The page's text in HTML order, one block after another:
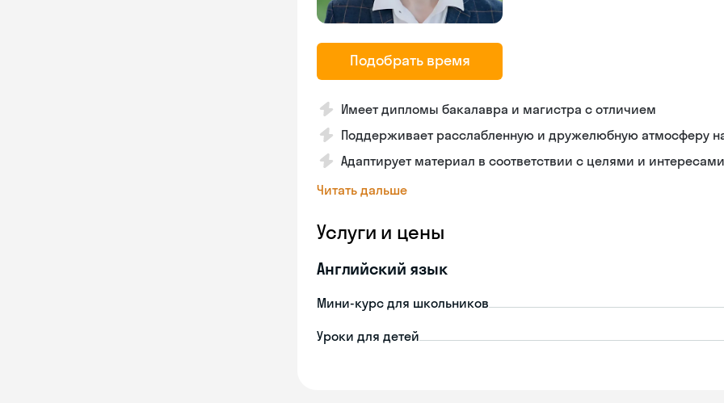
Подобрать время
Имеет дипломы бакалавра и магистра с отличием
Поддерживает расслабленную и дружелюбную атмосферу
Адаптирует материал в соответствии с целями и
Читать дальше
Услуги и цены
Английский язык
Мини-курс для школьников
Уроки для детей